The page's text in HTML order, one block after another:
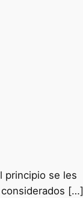
principio se les
[…]